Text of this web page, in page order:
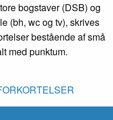
bogstaver (DSB) og
(bh, wc og tv), skrives
bestående af små
med punktum.